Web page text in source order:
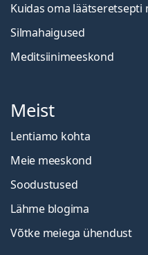
Kuidas oma läätseretsepti
Silmahaigused
Meditsiinimeeskond
Meist
Lentiamo kohta
Meie meeskond
Soodustused
Lähme blogima
Võtke meiega ühendust